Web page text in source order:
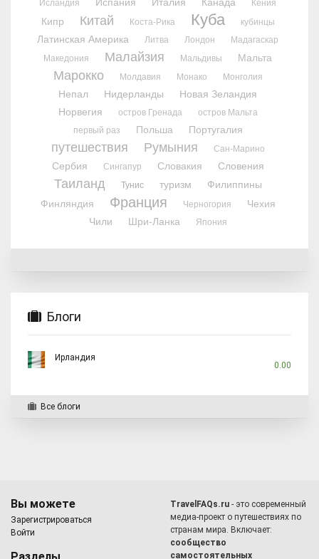
Исландия
Кения
Кипр Китай Коста-Рика Куба кубинцы
Латинская Америка Литва Лондон
Мадагаскар
Македония
Малайзия Мальдивы Мальта
Марокко Молдавия Монако Монголия
Непал Нидерланды
Новая Зеландия
Норвегия
остров Гренада
остров Мальта
первый раз
Польша Португалия
путешествия Румыния Сан-Марино
Сербия Сингапур Словакия Словения
Таиланд Тунис туризм
Филиппины
Финляндия
Франция Черногория
Чехия
Чили
Шри-Ланка Япония
Блоги
Ирландия
0.00
Все блоги
Вы можете
Зарегистрироваться
Войти
TravelFAQs.ru - это современный
медиа-проект о путешествиях по
странам мира. Включает:
сообщество
самостоятельных